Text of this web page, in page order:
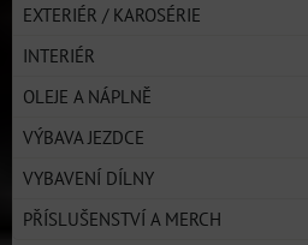
EXTERIÉR / KAROSÉRIE
INTERIÉR
OLEJE A NÁPLNĚ
VÝBAVA JEZDCE
VYBAVENÍ DÍLNY
PŘÍSLUŠENSTVÍ A MERCH